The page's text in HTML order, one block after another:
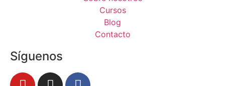
Cursos
Blog
Contacto
Síguenos